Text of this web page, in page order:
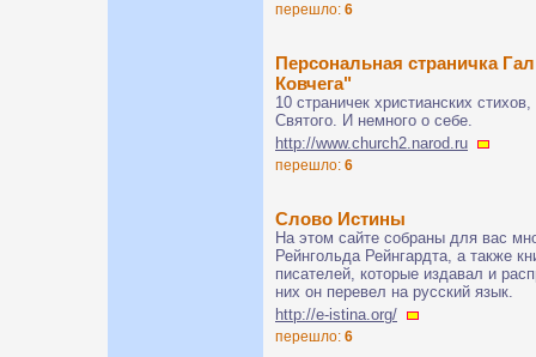
перешло: 6
Персональная страничка
Ковчега"
10 страничек христианских
Святого. И немного о себе.
http://www.church2.narod.ru
перешло: 6
Слово Истины
На этом сайте собраны для вас
Рейнгольда Рейнгардта, а также
писателей, которые издавал и
них он перевел на русский язык.
http://e-istina.org/
перешло: 6